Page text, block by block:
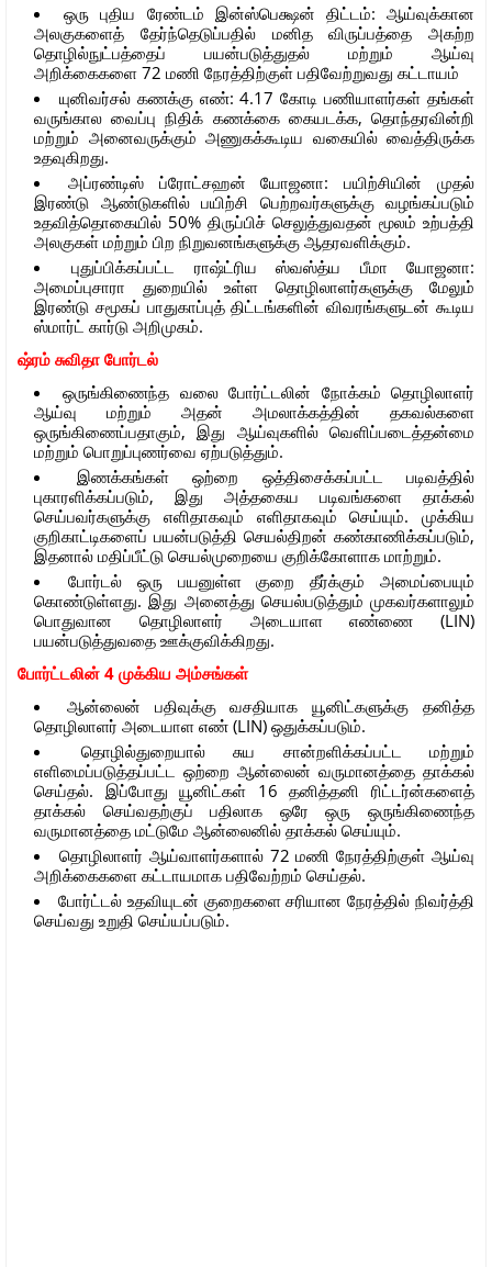
ஒரு புதிய ரேண்டம் இன்ஸ்பெக்ஷன் திட்டம்: ஆய்வுக்கான
அலகுகளைத் தேர்ந்தெடுப்பதில் மனித விருப்பத்தை அகற்ற
தொழில்நுட்பத்தைப் பயன்படுத்துதல் மற்றும் ஆய்வு
அறிக்கைகளை 72 மணி நேரத்திற்குள் பதிவேற்றுவது கட்டாயம்
யுனிவர்சல் கணக்கு எண்: 4.17 கோடி பணியாளர்கள் தங்கள்
வருங்கால வைப்பு நிதிக் கணக்கை கையடக்க, தொந்தரவின்றி
மற்றும் அனைவருக்கும் அணுகக்கூடிய வகையில் வைத்திருக்க
உதவுகிறது.
அப்ரண்டிஸ் ப்ரோட்சஹன் யோஜனா: பயிற்சியின் முதல்
இரண்டு ஆண்டுகளில் பயிற்சி பெற்றவர்களுக்கு வழங்கப்படும்
உதவித்தொகையில் 50% திருப்பிச் செலுத்துவதன் மூலம் உற்பத்தி
அலகுகள் மற்றும் பிற நிறுவனங்களுக்கு ஆதரவளிக்கும்.
புதுப்பிக்கப்பட்ட ராஷ்ட்ரிய ஸ்வஸ்த்ய பீமா யோஜனா:
அமைப்புசாரா துறையில் உள்ள தொழிலாளர்களுக்கு மேலும்
இரண்டு சமூகப் பாதுகாப்புத் திட்டங்களின் விவரங்களுடன் கூடிய
ஸ்மார்ட் கார்டு அறிமுகம்.
ஷ்ரம் சுவிதா போர்டல்
ஒருங்கிணைந்த வலை போர்ட்டலின் நோக்கம் தொழிலாளர்
ஆய்வு மற்றும் அதன் அமலாக்கத்தின் தகவல்களை
ஒருங்கிணைப்பதாகும், இது ஆய்வுகளில் வெளிப்படைத்தன்மை
மற்றும் பொறுப்புணர்வை ஏற்படுத்தும்.
இணக்கங்கள் ஒற்றை ஒத்திசைக்கப்பட்ட படிவத்தில்
புகாரளிக்கப்படும், இது அத்தகைய படிவங்களை தாக்கல்
செய்பவர்களுக்கு எளிதாகவும் எளிதாகவும் செய்யும். முக்கிய
குறிகாட்டிகளைப் பயன்படுத்தி செயல்திறன் கண்காணிக்கப்படும்,
இதனால் மதிப்பீட்டு செயல்முறையை குறிக்கோளாக மாற்றும்.
போர்டல் ஒரு பயனுள்ள குறை தீர்க்கும் அமைப்பையும்
கொண்டுள்ளது. இது அனைத்து செயல்படுத்தும் முகவர்களாலும்
பொதுவான தொழிலாளர் அடையாள எண்ணை (LIN)
பயன்படுத்துவதை ஊக்குவிக்கிறது.
போர்ட்டலின் 4 முக்கிய அம்சங்கள்
ஆன்லைன் பதிவுக்கு வசதியாக யூனிட்களுக்கு தனித்த
தொழிலாளர் அடையாள எண் (LIN) ஒதுக்கப்படும்.
தொழில்துறையால் சுய சான்றளிக்கப்பட்ட மற்றும்
எளிமைப்படுத்தப்பட்ட ஒற்றை ஆன்லைன் வருமானத்தை தாக்கல்
செய்தல். இப்போது யூனிட்கள் 16 தனித்தனி ரிட்டர்ன்களைத்
தாக்கல் செய்வதற்குப் பதிலாக ஒரே ஒரு ஒருங்கிணைந்த
வருமானத்தை மட்டுமே ஆன்லைனில் தாக்கல் செய்யும்.
தொழிலாளர் ஆய்வாளர்களால் 72 மணி நேரத்திற்குள் ஆய்வு
அறிக்கைகளை கட்டாயமாக பதிவேற்றம் செய்தல்.
போர்ட்டல் உதவியுடன் குறைகளை சரியான நேரத்தில் நிவர்த்தி
செய்வது உறுதி செய்யப்படும்.